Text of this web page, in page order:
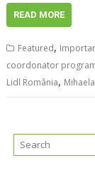
READ MORE
Featured,
coordonator program
Lidl România,